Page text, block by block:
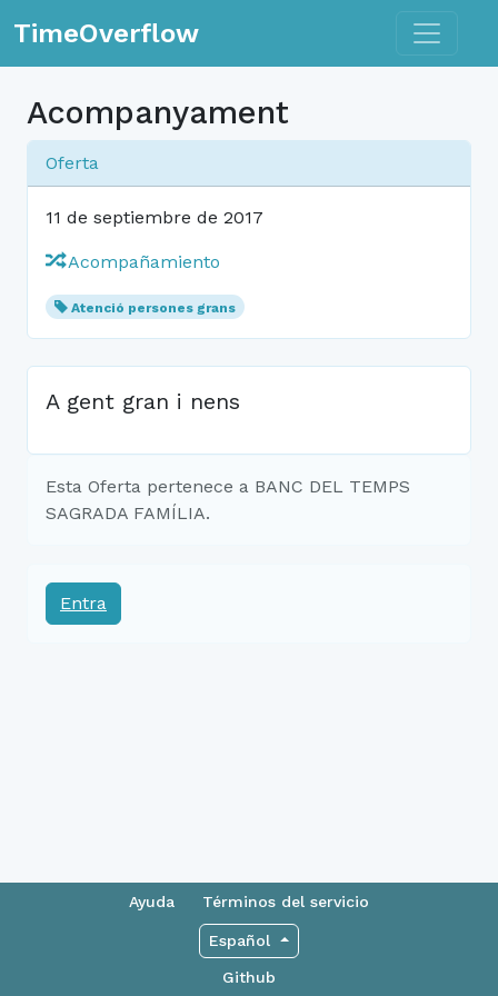
TimeOverflow Toggle
Acompanyament
Oferta
11 de septiembre de 2017
Acompañamiento
Atenció persones grans
A gent gran i nens
Esta Oferta pertenece a BANC DEL TEMPS
SAGRADA FAMÍLIA.
Entra
Ayuda Términos del servicio
Español
Github